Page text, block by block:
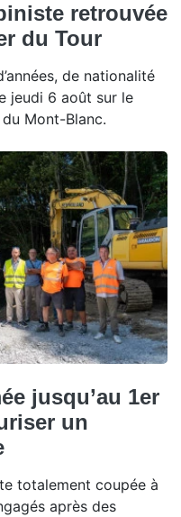
retrouvée
du Tour
de nationalité
jeudi 6 août sur le
Mont-Blanc.
jusqu’au 1er
un
totalement coupée à
après des